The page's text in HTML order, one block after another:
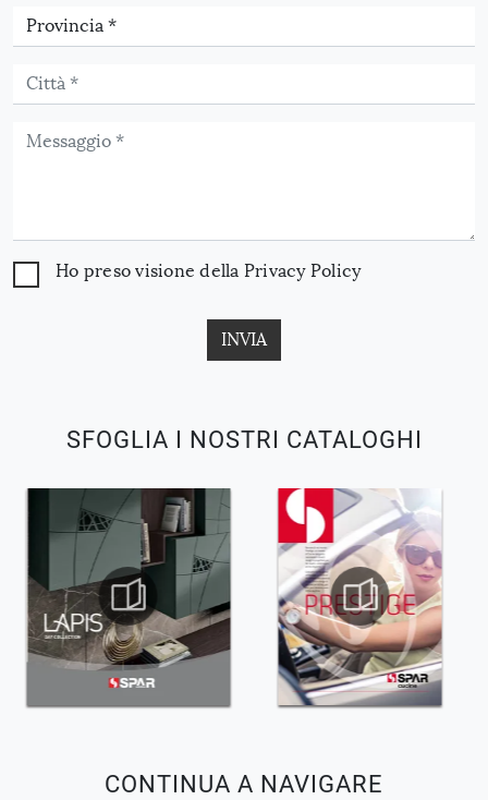
SFOGLIA I NOSTRI CATALOGHI
CONTINUA A NAVIGARE
Ho preso visione della Privacy Policy
INVIA